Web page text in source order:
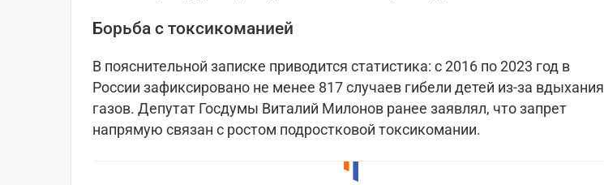
Борьба с токсикоманией
В пояснительной записке приводится статистика: с 2016 по 2023 год в
России зафиксировано не менее 817 случаев гибели детей из-за вдыхания
газов. Депутат Госдумы Виталий Милонов ранее заявлял, что запрет
напрямую связан с ростом подростковой токсикомании.